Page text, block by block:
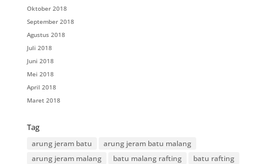
Oktober 2018
September 2018
Agustus 2018
Juli 2018
Juni 2018
Mei 2018
April 2018
Maret 2018
Tag
arung jeram batu
arung jeram batu malang
arung jeram malang
batu malang rafting
batu rafting